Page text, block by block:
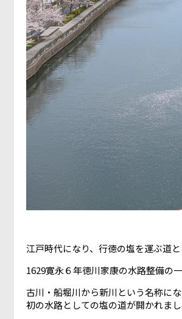
江戸時代になり、行徳の塩を運ぶ道
1629寛永６年徳川家康の水路整備の
古川・船堀川から新川という名称に
初の水路としての塩の道が開かれま